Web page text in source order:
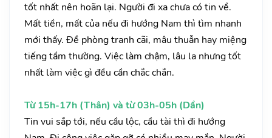
tốt nhất nên hoãn lại. Người đi xa chưa có tin về.
Mất tiền, mất của nếu đi hướng Nam thì tìm nhanh
mới thấy. Đề phòng tranh cãi, mâu thuẫn hay miệng
tiếng tầm thường. Việc làm chậm, lâu la nhưng tốt
nhất làm việc gì đều cần chắc chắn.
Từ 15h-17h (Thân) và từ 03h-05h (Dần)
Tin vui sắp tới, nếu cầu lộc, cầu tài thì đi hướng